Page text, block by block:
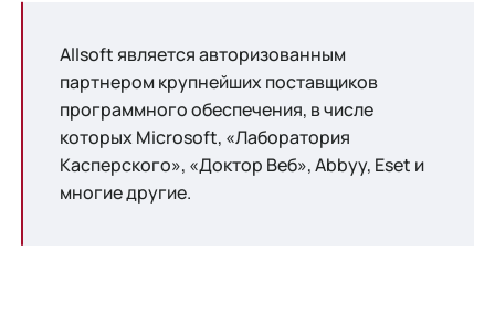
Allsoft является авторизованным
партнером крупнейших поставщиков
программного обеспечения, в числе
которых Microsoft, «Лаборатория
Касперского», «Доктор Веб», Abbyy, Eset и
многие другие.